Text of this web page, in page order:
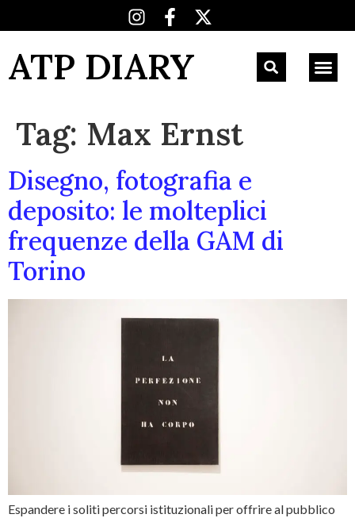
ATP DIARY
Tag: Max Ernst
Disegno, fotografia e
deposito: le molteplici
frequenze della GAM di
Torino
Espandere i soliti percorsi istituzionali per offrire al pubblico